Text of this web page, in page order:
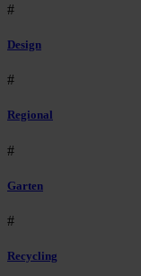
#
Design
#
Regional
#
Garten
#
Recycling